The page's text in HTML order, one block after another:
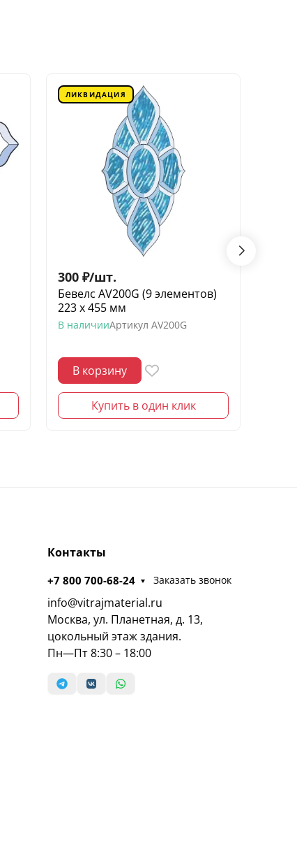
ЛИКВИДАЦИЯ
300 ₽/шт.
Бевелс AV200G (9 элементов)
223 х 455 мм
В наличииАртикул AV200G
В корзину
Купить в один клик
Контакты
+7 800 700-68-24 Заказать звонок
info@vitrajmaterial.ru
Москва, ул. Планетная, д. 13,
цокольный этаж здания.
Пн—Пт 8:30 – 18:00